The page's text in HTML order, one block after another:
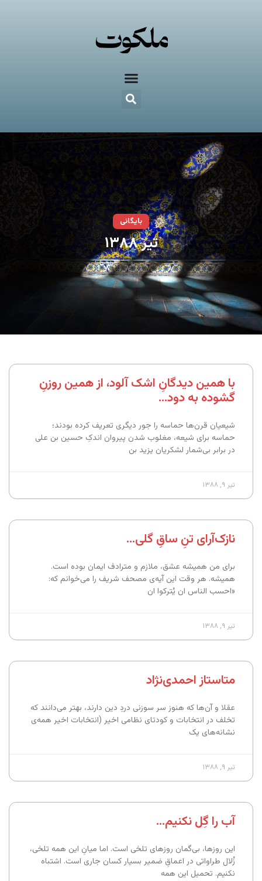
بایگانی
تیر ۱۳۸۸
با همین دیدگانِ اشک آلود، از همین روزنِ
گشوده به دود…
شیعیان قرن‌ها حماسه را جور دیگری تعریف کرده بودند؛
حماسه برای شیعه، مغلوب شدن پیروان اندکِ حسین بن علی
در برابر بی‌شمار لشکریان یزید بن
تیر ۹, ۱۳۸۸
نازک‌آرای تنِ ساقِ گلی…
برای من همیشه عشق، ملازم و مترادف ایمان بوده است.
همیشه. هر وقت این آیه‌ی مصحف شریف را می‌خوانم که:
«احسب الناس ان یُترکوا ان
تیر ۹, ۱۳۸۸
متاستاز احمدی‌نژاد
عقلا و آن‌ها که هنوز سر سوزنی دردِ دین دارند، بهتر می‌دانند که
تخلف در انتخابات و کودتای نظامی اخیر (انتخابات اخیر همه‌ی
نشانه‌های یک
تیر ۹, ۱۳۸۸
آب را گِل نکنیم…
این روزها، بی‌گمان روزهای تلخی است. اما میانِ این همه تلخی،
زُلال طراواتی در اعماقِ ضمیر بسیار کسان جاری است. اشتباه
نکنیم. تحمیل این همه